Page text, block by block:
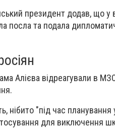
президент додав, що у
посла та подала
Алієва відреагували в
нібито "під час
для виключення